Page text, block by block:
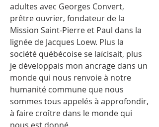
adultes avec Georges Convert,
prêtre ouvrier, fondateur de la
Mission Saint-Pierre et Paul dans la
lignée de Jacques Loew. Plus la
société québécoise se laïcisait, plus
je développais mon ancrage dans un
monde qui nous renvoie à notre
humanité commune que nous
sommes tous appelés à approfondir,
à faire croître dans le monde qui